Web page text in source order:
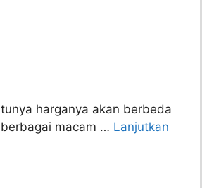
harganya akan berbeda
macam … Lanjutkan